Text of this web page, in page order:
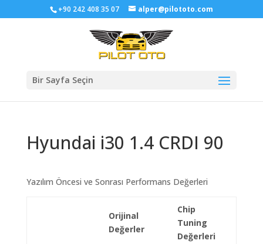
+90 242 408 35 07 alper@pilototo.com
Bir Sayfa Seçin
Hyundai i30 1.4 CRDI 90
Yazılım Öncesi ve Sonrası Performans Değerleri
Orijinal
Değerler
Chip
Tuning
Değerleri